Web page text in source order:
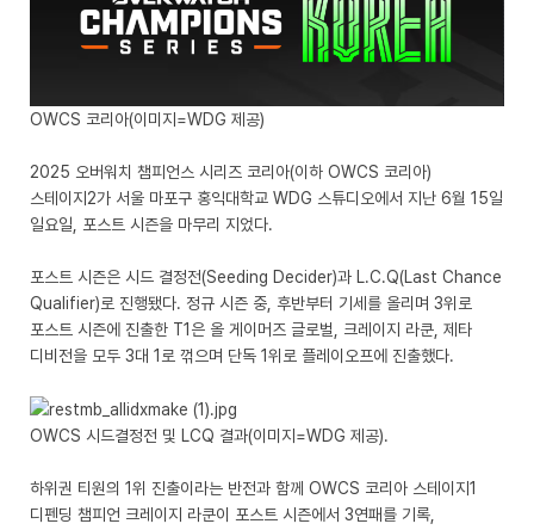
OWCS 코리아(이미지=WDG 제공)
2025 오버워치 챔피언스 시리즈 코리아(이하 OWCS 코리아)
스테이지2가 서울 마포구 홍익대학교 WDG 스튜디오에서 지난 6월 15일
일요일, 포스트 시즌을 마무리 지었다.
포스트 시즌은 시드 결정전(Seeding Decider)과 L.C.Q(Last Chance
Qualifier)로 진행됐다. 정규 시즌 중, 후반부터 기세를 올리며 3위로
포스트 시즌에 진출한 T1은 올 게이머즈 글로벌, 크레이지 라쿤, 제타
디비전을 모두 3대 1로 꺾으며 단독 1위로 플레이오프에 진출했다.
OWCS 시드결정전 및 LCQ 결과(이미지=WDG 제공).
하위권 티원의 1위 진출이라는 반전과 함께 OWCS 코리아 스테이지1
디펜딩 챔피언 크레이지 라쿤이 포스트 시즌에서 3연패를 기록,